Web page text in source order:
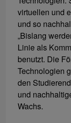
virtuellen und
und so
„Bislang
Linie als
benutzt. Die
Technologien
den
und
Wachs.